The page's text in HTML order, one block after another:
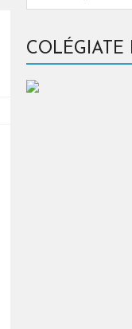
COLÉGIATE